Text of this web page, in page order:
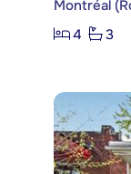
Montréal
4
3